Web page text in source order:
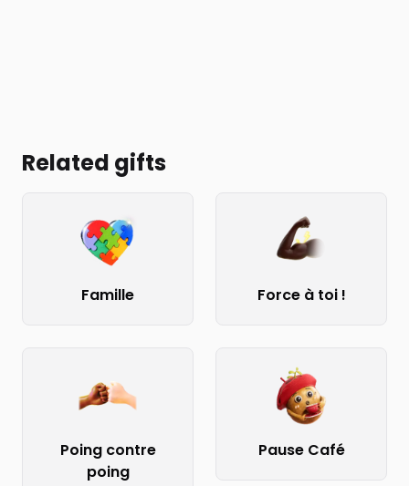
Related gifts
Famille Force à toi !
Poing contre
poing
Pause Café